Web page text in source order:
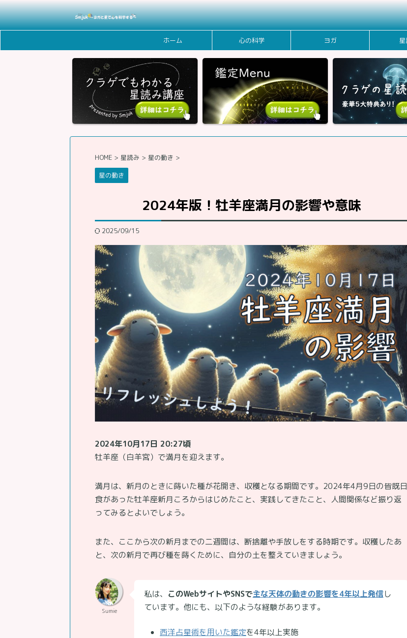
ホーム 心の科学 ヨガ
HOME > 星読み > 星の動き >
星の動き
2024年版！牡羊座満月の影響や意味
2025/09/15
2024年10月17日 20:27頃
牡羊座（白羊宮）で満月を迎えます。
満月は、新月のときに蒔いた種が花開き、収穫となる期間です。2024年4月9日の皆既日
食があった牡羊座新月ころからはじめたこと、実践してきたこと、人間関係など振り返
ってみるとよいでしょう。
また、ここから次の新月までの二週間は、断捨離や手放しをする時期です。収穫したあ
と、次の新月で再び種を蒔くために、自分の土を整えていきましょう。
Sumie
私は、 このWebサイトやSNSで主な天体の動きの影響を4年以上発信し
ています。他にも、以下のような経験があります。
西洋占星術を用いた鑑定を4年以上実施